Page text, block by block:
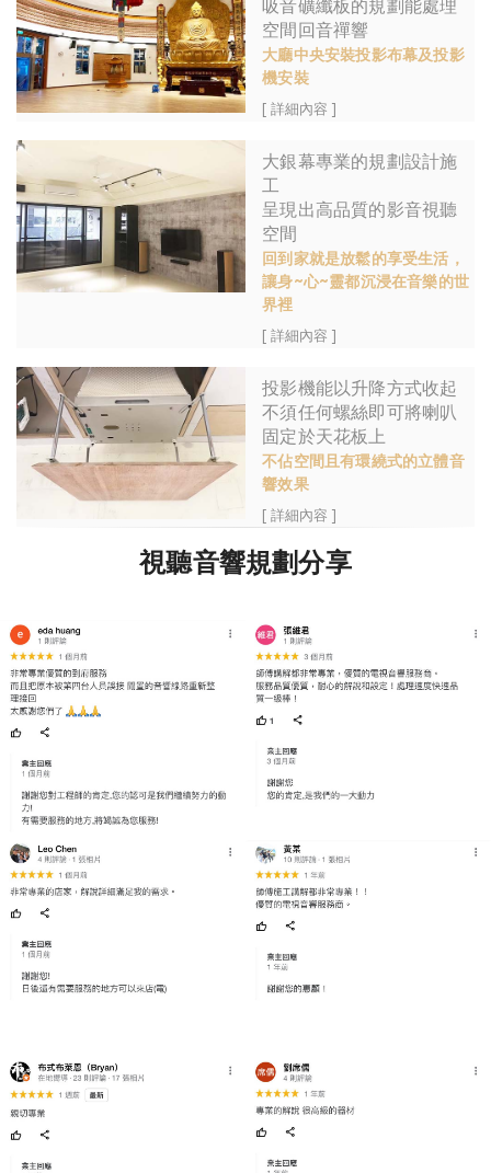
吸音礦纖板的規劃能處理
空間回音禪響
大廳中央安裝投影布幕及投影
機安裝
[ 詳細內容 ]
大銀幕專業的規劃設計施
工
呈現出高品質的影音視聽
空間
回到家就是放鬆的享受生活，
讓身~心~靈都沉浸在音樂的世
界裡
[ 詳細內容 ]
投影機能以升降方式收起
不須任何螺絲即可將喇叭
固定於天花板上
不佔空間且有環繞式的立體音
響效果
[ 詳細內容 ]
視聽音響規劃分享